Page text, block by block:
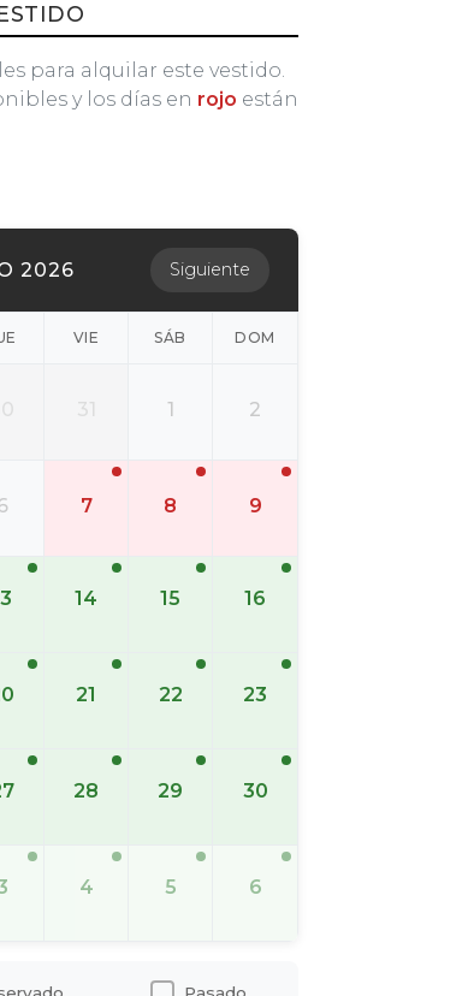
para alquilar este vestido.
y los días en rojo están
2026 Siguiente
VIE SÁB DOM
31 1 2
7 8 9
14 15 16
21 22 23
28 29 30
4 5 6